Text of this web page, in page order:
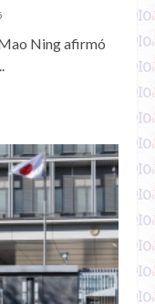
Ning afirmó